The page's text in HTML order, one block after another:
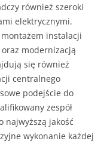
również szeroki
elektrycznymi.
instalacji
modernizacją
się również
centralnego
podejście do
zespół
najwyższą jakość
wykonanie każdej